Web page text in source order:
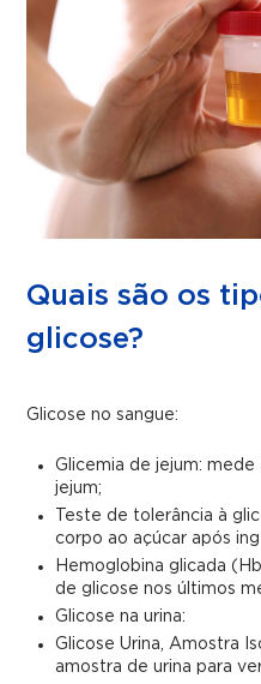
Quais são os
glicose?
Glicose no sangue:
Glicemia de jejum:
jejum;
Teste de tolerância à
corpo ao açúcar após
Hemoglobina glicada
de glicose nos últimos
Glicose na urina:
Glicose Urina, Amostra
amostra de urina para